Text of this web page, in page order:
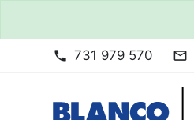
phone 731 979 570 mail_outline